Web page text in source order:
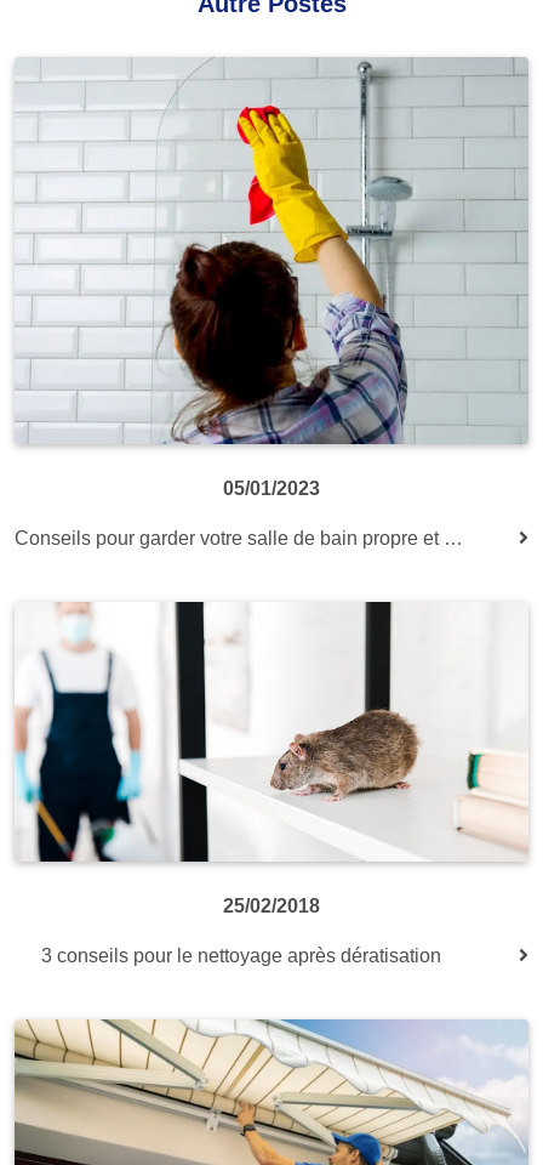
05/01/2023
Conseils pour garder votre salle de bain propre et bien rangée
25/02/2018
3 conseils pour le nettoyage après dératisation